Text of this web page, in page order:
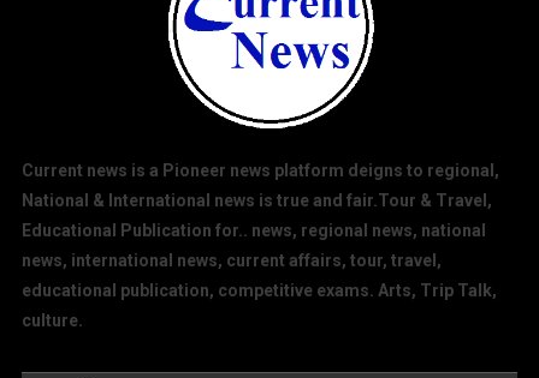
Current news is a Pioneer news platform deigns to regional,
National & International news is true and fair.Tour & Travel,
Educational Publication for.. news, regional news, national
news, international news, current affairs, tour, travel,
educational publication, competitive exams. Arts, Trip Talk,
culture.